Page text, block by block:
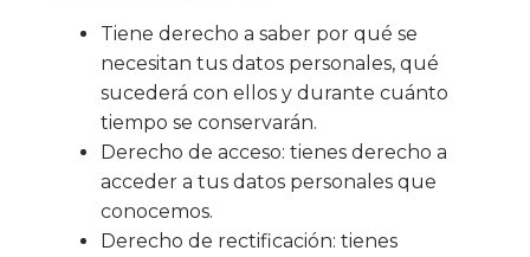
Tiene derecho a saber por qué se
necesitan tus datos personales, qué
sucederá con ellos y durante cuánto
tiempo se conservarán.
Derecho de acceso: tienes derecho a
acceder a tus datos personales que
conocemos.
Derecho de rectificación: tienes